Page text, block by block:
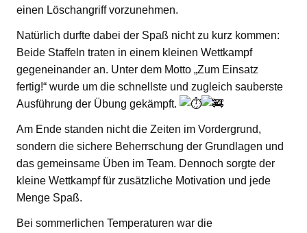
einen Löschangriff vorzunehmen.
Natürlich durfte dabei der Spaß nicht zu kurz kommen:
Beide Staffeln traten in einem kleinen Wettkampf
gegeneinander an. Unter dem Motto „Zum Einsatz
fertig!“ wurde um die schnellste und zugleich sauberste
Ausführung der Übung gekämpft.
Am Ende standen nicht die Zeiten im Vordergrund,
sondern die sichere Beherrschung der Grundlagen und
das gemeinsame Üben im Team. Dennoch sorgte der
kleine Wettkampf für zusätzliche Motivation und jede
Menge Spaß.
Bei sommerlichen Temperaturen war die